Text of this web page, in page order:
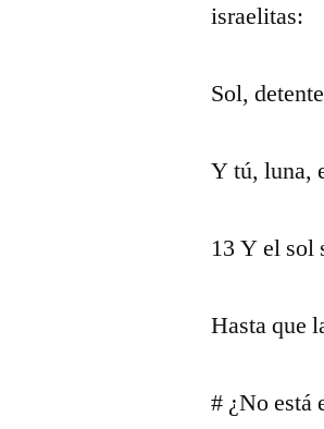
israelitas:
Sol,
Y tú, luna,
13 Y el sol
Hasta que
# ¿No está